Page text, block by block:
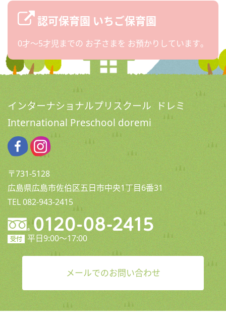
認可保育園 いちご保育園
0才〜5才児までの お子さまを お預かりしています。
インターナショナルプリスクール ドレミ
International Preschool doremi
〒731-5128
広島県広島市佐伯区五日市中央1丁目6番31
TEL 082-943-2415
受付 平日9:00〜17:00
メールでのお問い合わせ